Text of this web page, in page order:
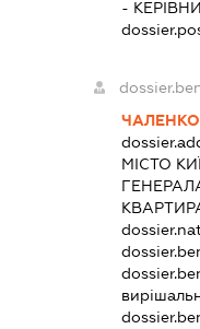
-
ЧАЛЕНКО
МІСТО